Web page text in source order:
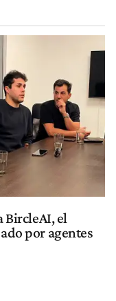
BircleAI, el
por agentes